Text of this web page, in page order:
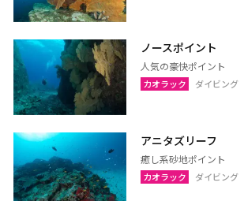
ウタイターニー
ウドーンターニー
コーンケーン
ナコーンラーチャシーマー
（コラート）
カラシン
ルーイ
サコンナコーン
ナコーンパノム
ノーンカーイ
ノースポイント
人気の豪快ポイント
カオラック ダイビング
アニタズリーフ
癒し系砂地ポイント
カオラック ダイビング